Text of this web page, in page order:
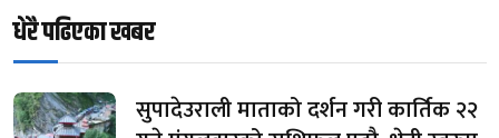
धेरै पढिएका खबर
सुपादेउराली माताको दर्शन गरी कार्तिक २२